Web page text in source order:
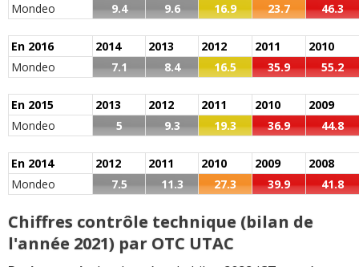
Mondeo
9.4 9.6 16.9 23.7 46.3
En 2016 2014 2013 2012 2011
2010
Mondeo
7.1 8.4 16.5 35.9 55.2
En 2015 2013 2012 2011 2010
2009
Mondeo
5 9.3 19.3 36.9 44.8
En 2014 2012 2011 2010 2009
2008
Mondeo
7.5 11.3 27.3 39.9 41.8
Chiffres contrôle technique (bilan de
l'année 2021) par OTC UTAC